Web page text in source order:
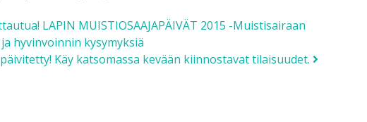
LAPIN MUISTIOSAAJAPÄIVÄT 2015 -Muistisairaan
hyvinvoinnin kysymyksiä
Käy katsomassa kevään kiinnostavat tilaisuudet.